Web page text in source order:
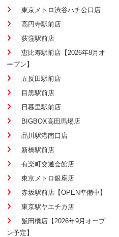
東京メトロ渋谷ハチ公口店
高円寺駅前店
荻窪駅前店
恵比寿駅前店【2026年8月オ
ープン】
五反田駅前店
目黒駅前店
日暮里駅前店
BIGBOX高田馬場店
品川駅港南口店
新橋駅前店
有楽町交通会館店
東京メトロ銀座店
赤坂駅前店【OPEN準備中】
東京駅ヤエチカ店
飯田橋店【2026年9月オープ
ン予定】